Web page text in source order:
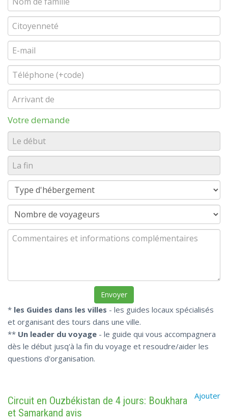
Votre demande
* les Guides dans les villes - les guides locaux spécialisés
et organisant des tours dans une ville.
** Un leader du voyage - le guide qui vous accompagnera
dès le début jusq'à la fin du voyage et resoudre/aider les
questions d'organisation.
Ajouter
Circuit en Ouzbékistan de 4 jours: Boukhara
et Samarkand avis